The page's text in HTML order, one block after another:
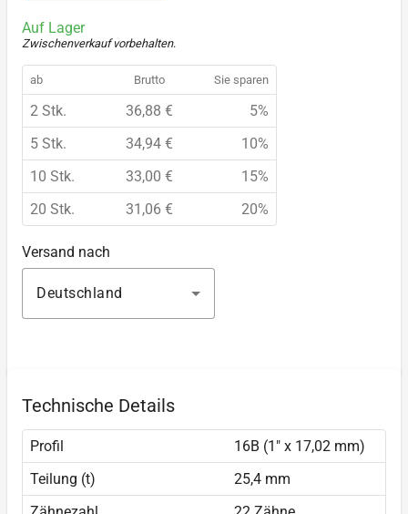
Auf Lager
Zwischenverkauf vorbehalten.
ab Brutto Sie sparen
2 Stk. 36,88 €
5%
5 Stk.
34,94 €
10%
10 Stk.
33,00 €
15%
20 Stk.
31,06 € 20%
Versand nach
Deutschland
Technische Details
Profil
16B (1" x 17,02 mm)
Teilung (t)
25,4 mm